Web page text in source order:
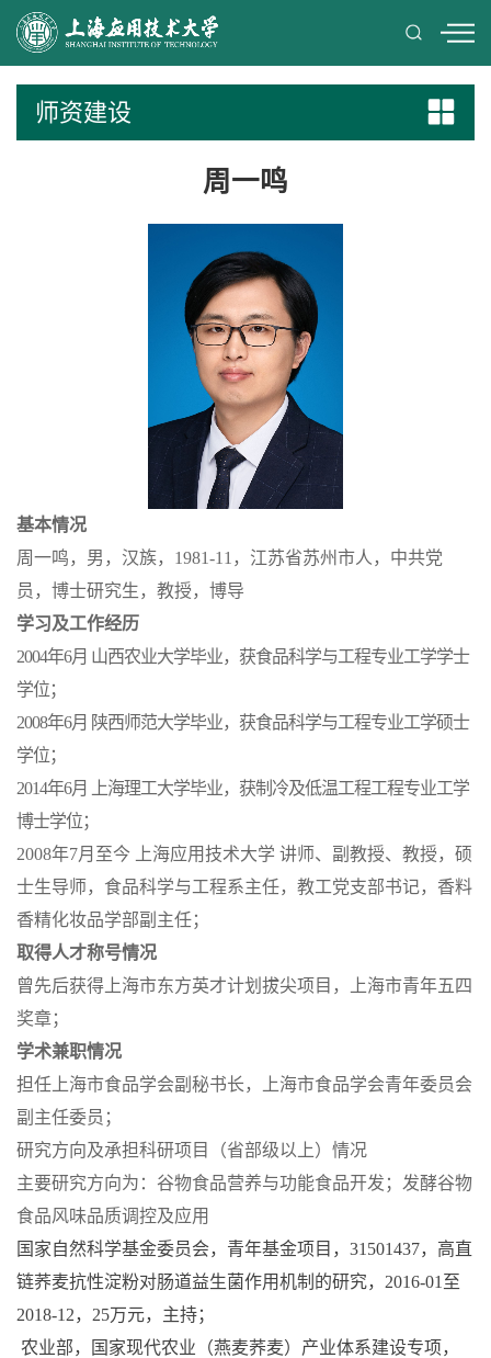
师资建设
周一鸣
基本情况
周一鸣，男，汉族，1981-11，江苏省苏州市人，中共党
员，博士研究生，教授，博导
学习及工作经历
2004年6月 山西农业大学毕业，获食品科学与工程专业工学学士
学位；
2008年6月 陕西师范大学毕业，获食品科学与工程专业工学硕士
学位；
2014年6月 上海理工大学毕业，获制冷及低温工程工程专业工学
博士学位；
2008年7月至今 上海应用技术大学 讲师、副教授、教授，硕
士生导师，食品科学与工程系主任，教工党支部书记，香料
香精化妆品学部副主任；
取得人才称号情况
曾先后获得上海市东方英才计划拔尖项目，上海市青年五四
奖章；
学术兼职情况
担任上海市食品学会副秘书长，上海市食品学会青年委员会
副主任委员；
研究方向及承担科研项目（省部级以上）情况
主要研究方向为：谷物食品营养与功能食品开发；发酵谷物
食品风味品质调控及应用
国家自然科学基金委员会，青年基金项目，31501437，高直
链荞麦抗性淀粉对肠道益生菌作用机制的研究，2016-01至
2018-12，25万元，主持；
农业部，国家现代农业（燕麦荞麦）产业体系建设专项，